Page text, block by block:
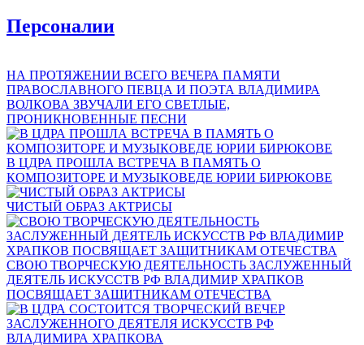
Персоналии
НА ПРОТЯЖЕНИИ ВСЕГО ВЕЧЕРА ПАМЯТИ
ПРАВОСЛАВНОГО ПЕВЦА И ПОЭТА ВЛАДИМИРА
ВОЛКОВА ЗВУЧАЛИ ЕГО СВЕТЛЫЕ,
ПРОНИКНОВЕННЫЕ ПЕСНИ
В ЦДРА ПРОШЛА ВСТРЕЧА В ПАМЯТЬ О
КОМПОЗИТОРЕ И МУЗЫКОВЕДЕ ЮРИИ БИРЮКОВЕ
ЧИСТЫЙ ОБРАЗ АКТРИСЫ
СВОЮ ТВОРЧЕСКУЮ ДЕЯТЕЛЬНОСТЬ ЗАСЛУЖЕННЫЙ
ДЕЯТЕЛЬ ИСКУССТВ РФ ВЛАДИМИР ХРАПКОВ
ПОСВЯЩАЕТ ЗАЩИТНИКАМ ОТЕЧЕСТВА